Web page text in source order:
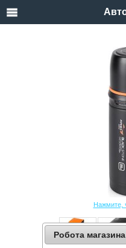
Нажмите,
Робота магазина